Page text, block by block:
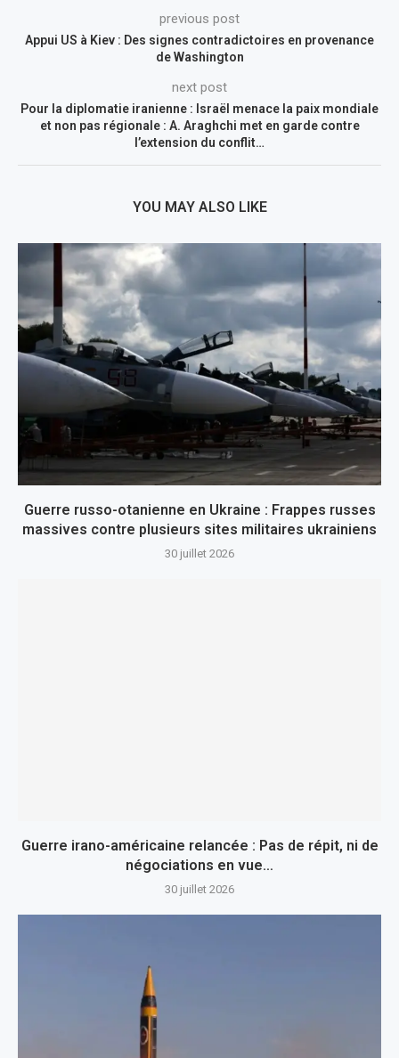
previous post
Appui US à Kiev : Des signes contradictoires en provenance
de Washington
next post
Pour la diplomatie iranienne : Israël menace la paix mondiale
et non pas régionale : A. Araghchi met en garde contre
l’extension du conflit…
YOU MAY ALSO LIKE
Guerre russo-otanienne en Ukraine : Frappes russes
massives contre plusieurs sites militaires ukrainiens
30 juillet 2026
Guerre irano-américaine relancée : Pas de répit, ni de
négociations en vue…
30 juillet 2026